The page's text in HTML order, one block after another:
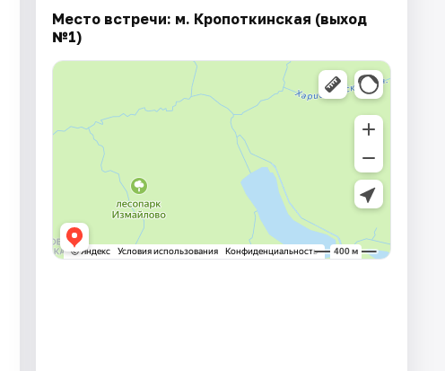
Место встречи: м. Кропоткинская (выход
№1)